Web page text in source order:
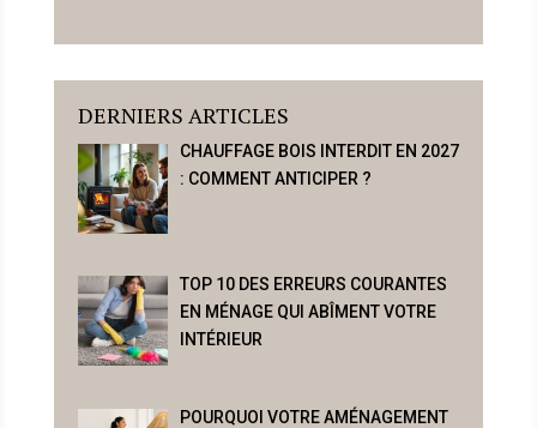
DERNIERS ARTICLES
CHAUFFAGE BOIS INTERDIT EN 2027
: COMMENT ANTICIPER ?
TOP 10 DES ERREURS COURANTES
EN MÉNAGE QUI ABÎMENT VOTRE
INTÉRIEUR
POURQUOI VOTRE AMÉNAGEMENT